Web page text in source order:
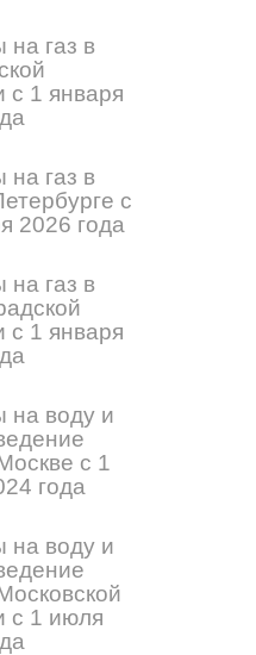
газ в
с 1 января
газ в
с
2026 года
газ в
с 1 января
на воду и
с 1
года
на воду и
с 1 июля